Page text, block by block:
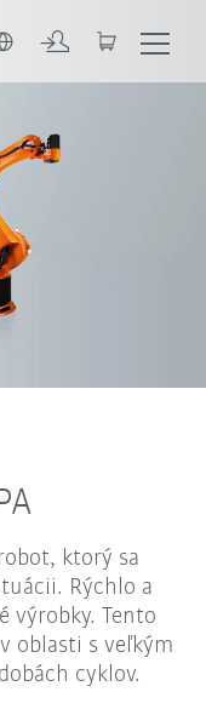
ktorý sa
Rýchlo a
výrobky. Tento
oblasti s veľkým
cyklov.